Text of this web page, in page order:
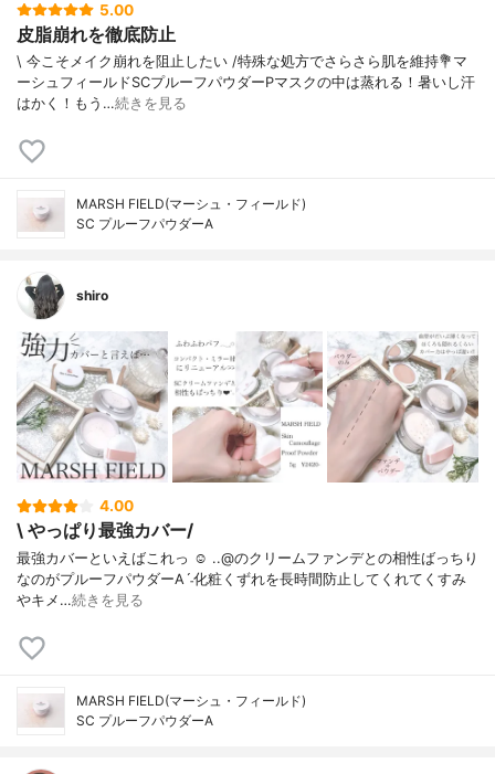
5.00
皮脂崩れを徹底防止
\ 今こそメイク崩れを阻止したい /⁡⁡特殊な処方でさらさら肌を維持⁡⁡💐マ
ーシュフィールドSCプルーフパウダーP⁡⁡マスクの中は蒸れる！暑いし汗
はかく！⁡もう…続きを見る
MARSH FIELD(マーシュ・フィールド)
SC プルーフパウダーA
shiro
4.00
\ やっぱり最強カバー/
最強カバーといえばこれっ ☺︎ . . @ のクリームファンデとの相性 ばっちり
なのがプルーフパウダーAˊ˗ 化粧くずれを長時間防止してくれて くすみ
やキメ…続きを見る
MARSH FIELD(マーシュ・フィールド)
SC プルーフパウダーA